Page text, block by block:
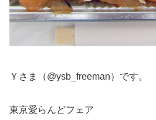
Ｙさま（@ysb_freeman）です。
東京愛らんどフェア